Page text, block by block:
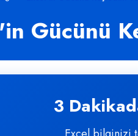
Gücünü
3